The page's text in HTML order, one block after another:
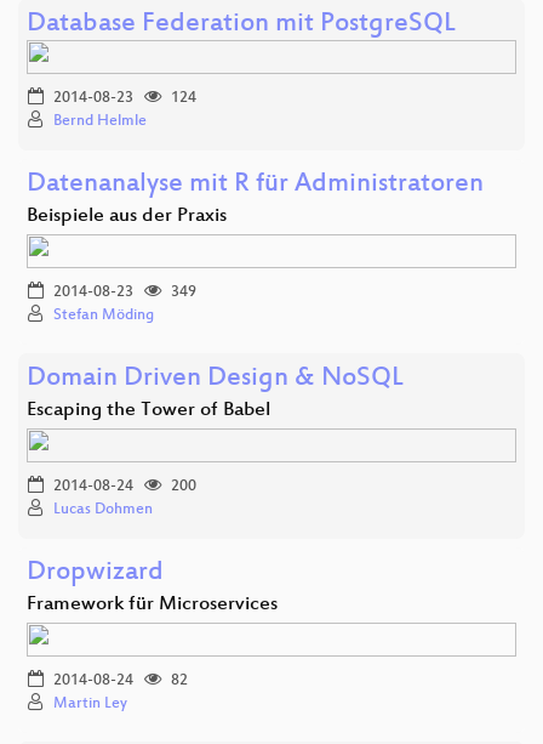
Database Federation mit PostgreSQL
2014-08-23
124
Bernd Helmle
Datenanalyse mit R für Administratoren
Beispiele aus der Praxis
2014-08-23
349
Stefan Möding
Domain Driven Design & NoSQL
Escaping the Tower of Babel
2014-08-24
200
Lucas Dohmen
Dropwizard
Framework für Microservices
2014-08-24
82
Martin Ley